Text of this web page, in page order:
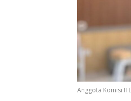
Anggota Komisi II